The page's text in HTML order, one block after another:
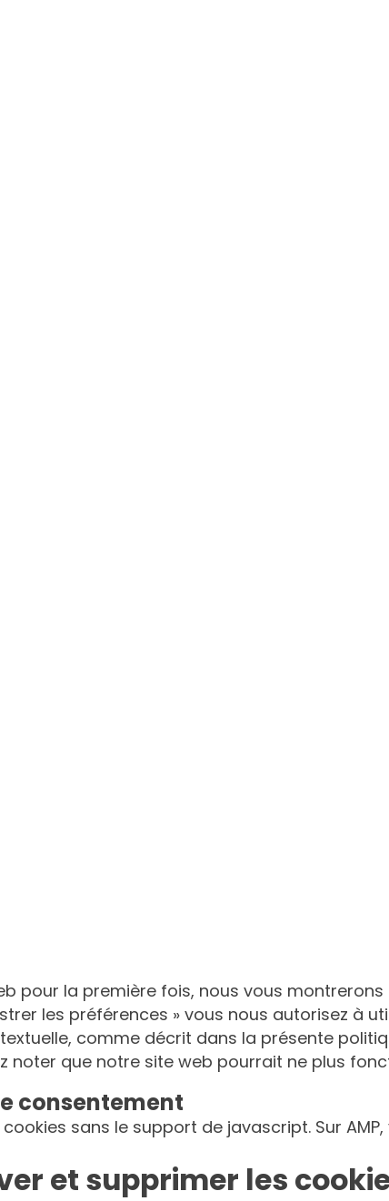
pour la première fois, nous vous
les préférences » vous nous autorisez à
comme décrit dans la présente
noter que notre site web pourrait ne plus
consentement
sans le support de javascript. Sur
et supprimer les